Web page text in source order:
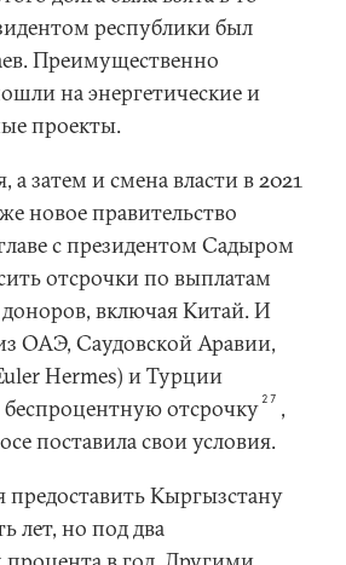
республики был
Преимущественно
на энергетические и
проекты.
затем и смена власти в 2021
новое правительство
с президентом Садыром
отсрочки по выплатам
включая Китай. И
ОАЭ, Саудовской Аравии,
Hermes) и Турции
беспроцентную отсрочку 27 ,
поставила свои условия.
предоставить Кыргызстану
лет, но под два